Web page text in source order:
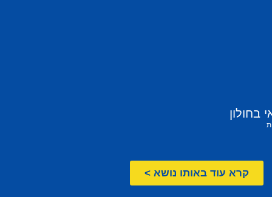
בחולון
קרא עוד באותו נושא >